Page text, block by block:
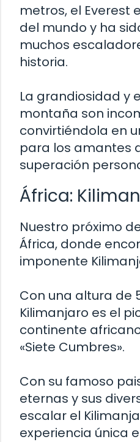
metros, el Everest
del mundo y ha
muchos
historia.
La grandiosidad y
montaña son
convirtiéndola en
para los amantes
superación
África:
Nuestro próximo
África, donde
imponente
Con una altura de
Kilimanjaro es el
continente
«Siete Cumbres».
Con su famoso
eternas y sus
escalar el
experiencia única